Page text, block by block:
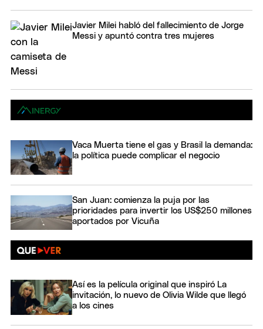
Javier Milei habló del fallecimiento de Jorge
Messi y apuntó contra tres mujeres
Vaca Muerta tiene el gas y Brasil la demanda:
la política puede complicar el negocio
San Juan: comienza la puja por las
prioridades para invertir los US$250 millones
aportados por Vicuña
Así es la película original que inspiró La
invitación, lo nuevo de Olivia Wilde que llegó
a los cines